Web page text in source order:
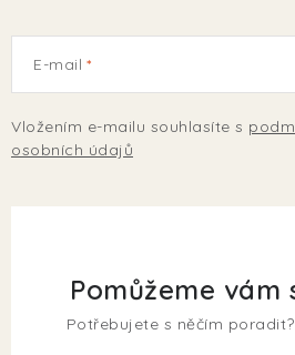
E-mail
Vložením e-mailu souhlasíte s
osobních údajů
Pomůžeme vám
Potřebujete s něčím